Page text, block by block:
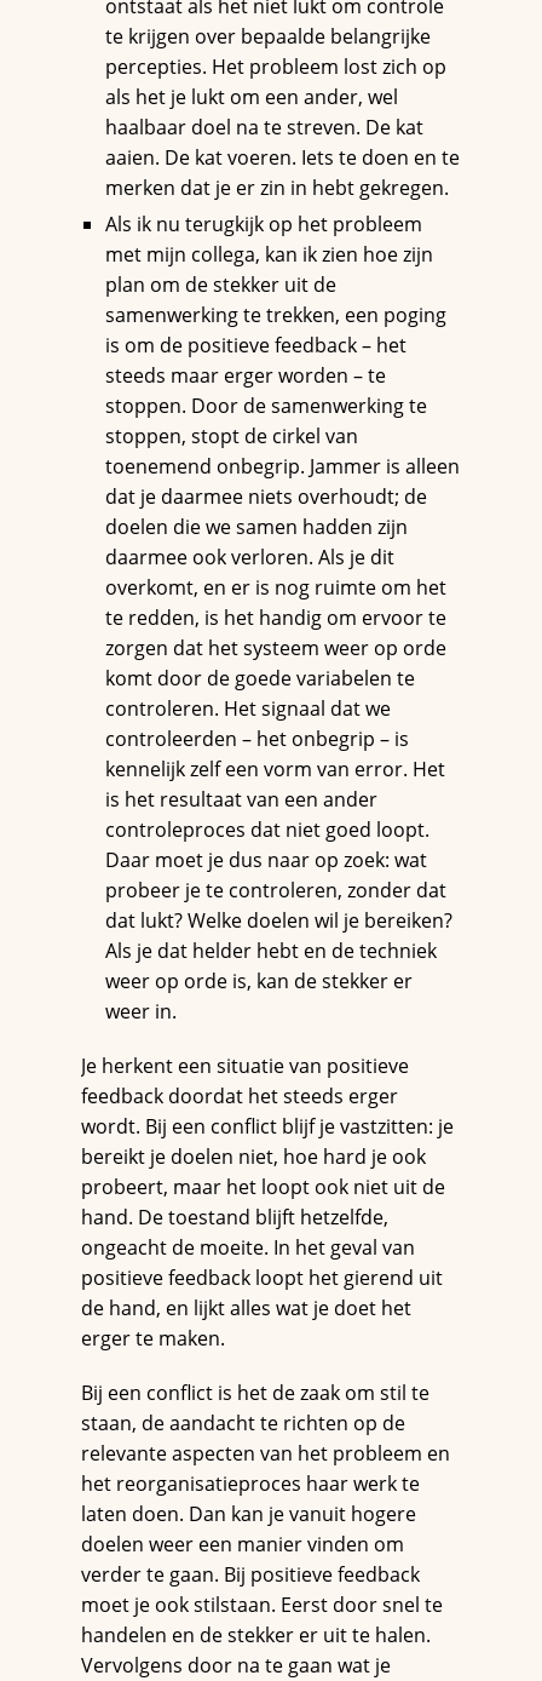
ontstaat als het niet lukt om controle
te krijgen over bepaalde belangrijke
percepties. Het probleem lost zich op
als het je lukt om een ander, wel
haalbaar doel na te streven. De kat
aaien. De kat voeren. Iets te doen en te
merken dat je er zin in hebt gekregen.
Als ik nu terugkijk op het probleem
met mijn collega, kan ik zien hoe zijn
plan om de stekker uit de
samenwerking te trekken, een poging
is om de positieve feedback – het
steeds maar erger worden – te
stoppen. Door de samenwerking te
stoppen, stopt de cirkel van
toenemend onbegrip. Jammer is alleen
dat je daarmee niets overhoudt; de
doelen die we samen hadden zijn
daarmee ook verloren. Als je dit
overkomt, en er is nog ruimte om het
te redden, is het handig om ervoor te
zorgen dat het systeem weer op orde
komt door de goede variabelen te
controleren. Het signaal dat we
controleerden – het onbegrip – is
kennelijk zelf een vorm van error. Het
is het resultaat van een ander
controleproces dat niet goed loopt.
Daar moet je dus naar op zoek: wat
probeer je te controleren, zonder dat
dat lukt? Welke doelen wil je bereiken?
Als je dat helder hebt en de techniek
weer op orde is, kan de stekker er
weer in.
Je herkent een situatie van positieve
feedback doordat het steeds erger
wordt. Bij een conflict blijf je vastzitten: je
bereikt je doelen niet, hoe hard je ook
probeert, maar het loopt ook niet uit de
hand. De toestand blijft hetzelfde,
ongeacht de moeite. In het geval van
positieve feedback loopt het gierend uit
de hand, en lijkt alles wat je doet het
erger te maken.
Bij een conflict is het de zaak om stil te
staan, de aandacht te richten op de
relevante aspecten van het probleem en
het reorganisatieproces haar werk te
laten doen. Dan kan je vanuit hogere
doelen weer een manier vinden om
verder te gaan. Bij positieve feedback
moet je ook stilstaan. Eerst door snel te
handelen en de stekker er uit te halen.
Vervolgens door na te gaan wat je